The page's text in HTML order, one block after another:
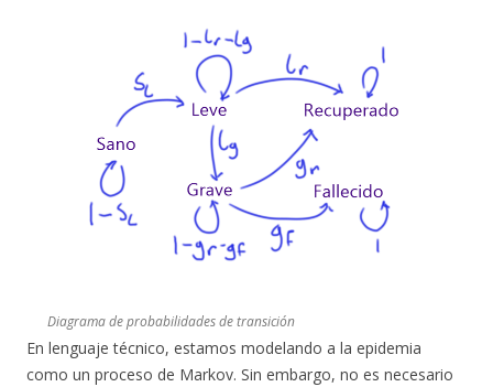
Diagrama de probabilidades de transición
En lenguaje técnico, estamos modelando a la epidemia
como un proceso de Markov. Sin embargo, no es necesario